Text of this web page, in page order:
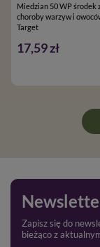
Miedzian 50 WP środek
choroby warzyw i
Target
17,59 zł
Zapisz się do
bieżąco z